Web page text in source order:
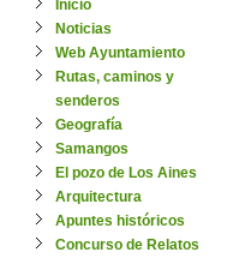
Inicio
Noticias
Web Ayuntamiento
Rutas, caminos y
senderos
Geografía
Samangos
El pozo de Los Aines
Arquitectura
Apuntes históricos
Concurso de Relatos